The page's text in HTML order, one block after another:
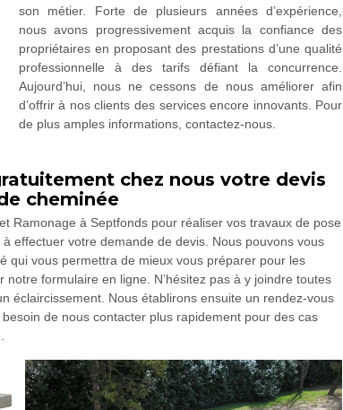
son métier. Forte de plusieurs années d’expérience,
nous avons progressivement acquis la confiance des
propriétaires en proposant des prestations d’une qualité
professionnelle à des tarifs défiant la concurrence.
Aujourd’hui, nous ne cessons de nous améliorer afin
d’offrir à nos clients des services encore innovants. Pour
de plus amples informations, contactez-nous.
chez nous votre devis
cheminée
Ramonage à Septfonds pour réaliser vos travaux de pose
effectuer votre demande de devis. Nous pouvons vous
qui vous permettra de mieux vous préparer pour les
formulaire en ligne. N’hésitez pas à y joindre toutes
éclaircissement. Nous établirons ensuite un rendez-vous
de nous contacter plus rapidement pour des cas